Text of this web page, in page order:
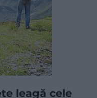
leagă cele